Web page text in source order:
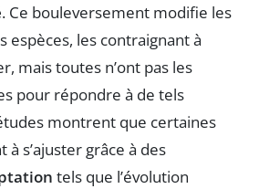
. Ce bouleversement modifie les
espèces, les contraignant à
mais toutes n’ont pas les
pour répondre à de tels
montrent que certaines
s’ajuster grâce à des
tels que l’évolution